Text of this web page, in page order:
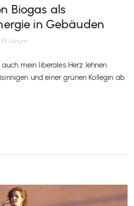
Biogas als
in Gebäuden
KR-Votum
mein liberales Herz lehnen
und einer grünen Kollegin ab.